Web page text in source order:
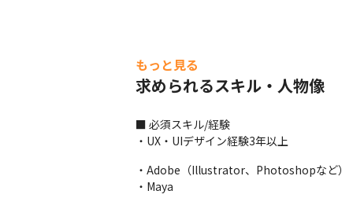
もっと見る
求められるスキル・人物像
■ 必須スキル/経験
・UX・UIデザイン経験3年以上
・Adobe（Illustrator、Photoshopなど）
・Maya